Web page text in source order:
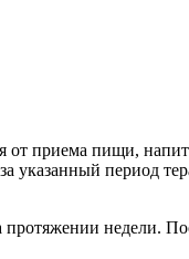
от приема пищи,
указанный период
недели.